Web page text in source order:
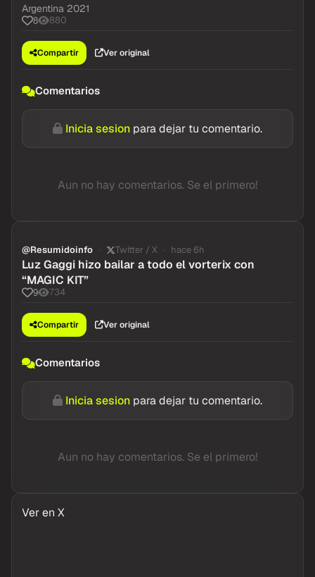
Argentina 2021
8 880
Compartir Ver original
Comentarios
Inicia sesion para dejar tu comentario.
Aun no hay comentarios. Se el primero!
@Resumidoinfo Twitter / X hace 6h
Luz Gaggi hizo bailar a todo el vorterix con
“MAGIC KIT”
9 734
Compartir Ver original
Comentarios
Inicia sesion para dejar tu comentario.
Aun no hay comentarios. Se el primero!
Ver en X